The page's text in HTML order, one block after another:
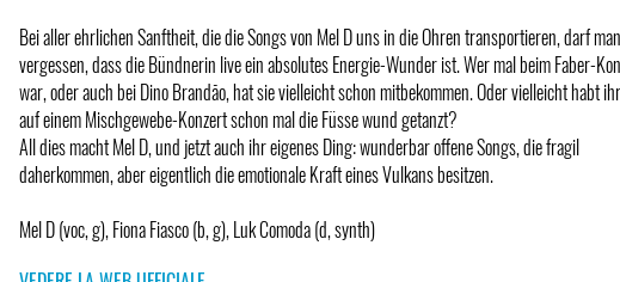
Bei aller ehrlichen Sanftheit, die die Songs von Mel D uns in die Ohren transportieren, darf
vergessen, dass die Bündnerin live ein absolutes Energie-Wunder ist. Wer mal beim Faber-
war, oder auch bei Dino Brandāo, hat sie vielleicht schon mitbekommen. Oder vielleicht habt
auf einem Mischgewebe-Konzert schon mal die Füsse wund getanzt?
All dies macht Mel D, und jetzt auch ihr eigenes Ding: wunderbar offene Songs, die fragil
daherkommen, aber eigentlich die emotionale Kraft eines Vulkans besitzen.
Mel D (voc, g), Fiona Fiasco (b, g), Luk Comoda (d, synth)